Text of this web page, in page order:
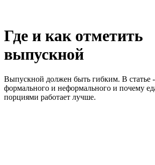
Где и как отметить
выпускной
Выпускной должен быть гибким. В статье
формального и неформального и почему
порциями работает лучше.